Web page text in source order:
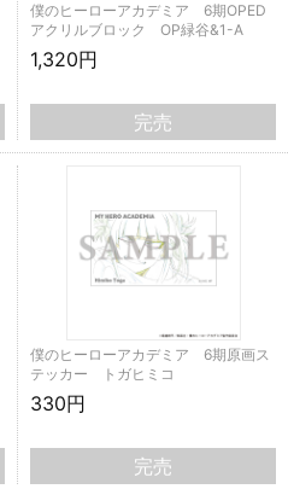
僕のヒーローアカデミア 6期OPED
アクリルブロック OP緑谷&1-A
1,320円
完売
僕のヒーローアカデミア 6期原画ス
テッカー トガヒミコ
330円
完売